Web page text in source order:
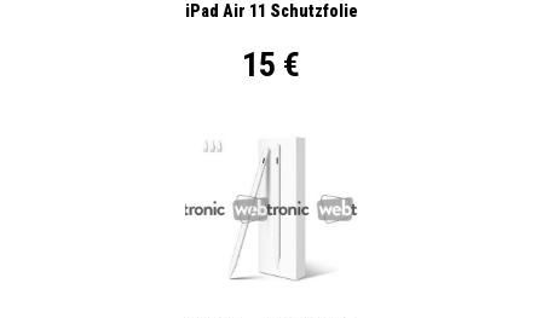
iPad Air 11 Schutzfolie
15 €